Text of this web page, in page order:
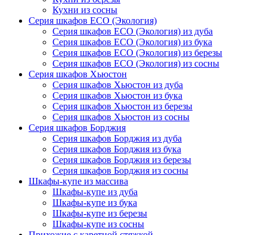
Кухни из сосны
Серия шкафов ECO (Экология)
Серия шкафов ECO (Экология) из дуба
Серия шкафов ECO (Экология) из бука
Серия шкафов ECO (Экология) из березы
Серия шкафов ECO (Экология) из сосны
Серия шкафов Хьюстон
Серия шкафов Хьюстон из дуба
Серия шкафов Хьюстон из бука
Серия шкафов Хьюстон из березы
Серия шкафов Хьюстон из сосны
Серия шкафов Борджия
Серия шкафов Борджия из дуба
Серия шкафов Борджия из бука
Серия шкафов Борджия из березы
Серия шкафов Борджия из сосны
Шкафы-купе из массива
Шкафы-купе из дуба
Шкафы-купе из бука
Шкафы-купе из березы
Шкафы-купе из сосны